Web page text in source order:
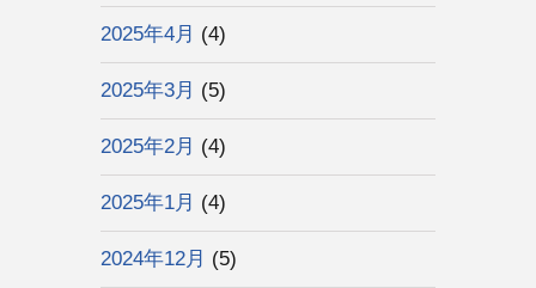
2025年4月 (4)
2025年3月 (5)
2025年2月 (4)
2025年1月 (4)
2024年12月 (5)